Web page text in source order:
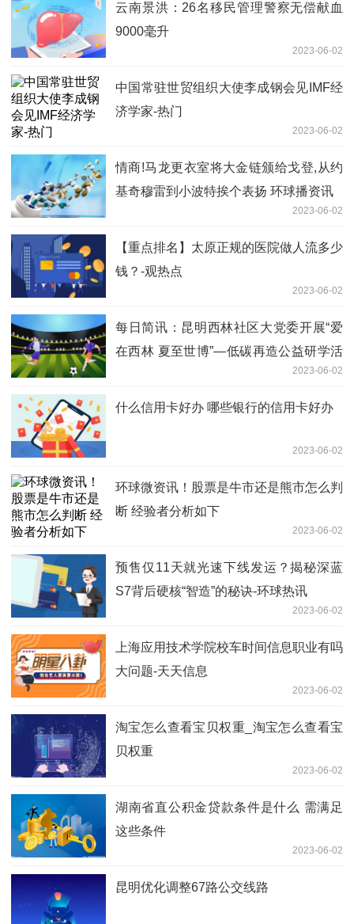
云南景洪：26名移民管理警察无偿献血
9000毫升
2023-06-02
中国常驻世贸组织大使李成钢会见IMF经
济学家-热门
2023-06-02
情商!马龙更衣室将大金链颁给戈登,从约
基奇穆雷到小波特挨个表扬 环球播资讯
2023-06-02
【重点排名】太原正规的医院做人流多少
钱？-观热点
2023-06-02
每日简讯：昆明西林社区大党委开展“爱
在西林 夏至世博”—低碳再造公益研学活
2023-06-02
什么信用卡好办 哪些银行的信用卡好办
2023-06-02
环球微资讯！股票是牛市还是熊市怎么判
断 经验者分析如下
2023-06-02
预售仅11天就光速下线发运？揭秘深蓝
S7背后硬核“智造”的秘诀-环球热讯
2023-06-02
上海应用技术学院校车时间信息职业有吗
大问题-天天信息
2023-06-02
淘宝怎么查看宝贝权重_淘宝怎么查看宝
贝权重
2023-06-02
湖南省直公积金贷款条件是什么 需满足
这些条件
2023-06-02
昆明优化调整67路公交线路